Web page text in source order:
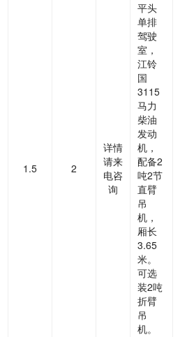
1.5 2
详情
请来
电咨
询
平头
单排
驾驶
室，
江铃
国
3115
马力
柴油
发动
机，
配备2
吨2节
直臂
吊
机，
厢长
3.65
米。
可选
装2吨
折臂
吊
机。